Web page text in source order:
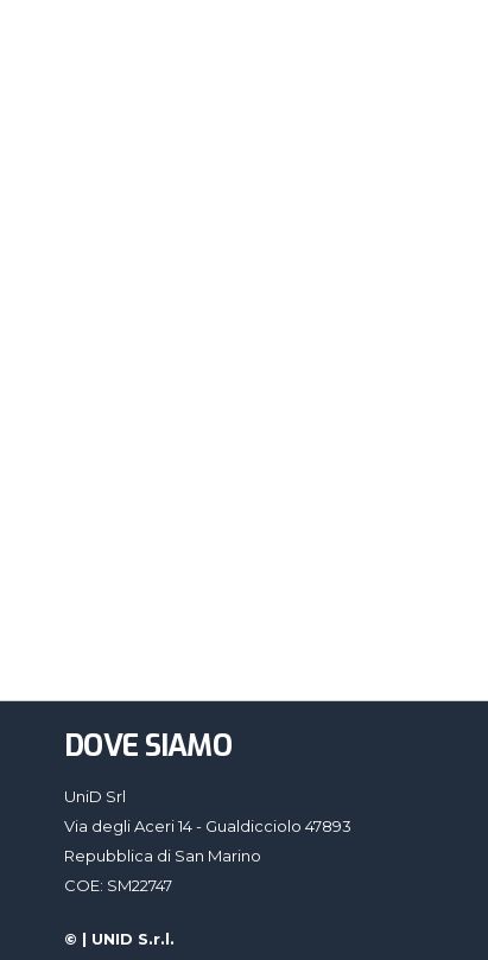
DOVE SIAMO
UniD Srl
Via degli Aceri 14 - Gualdicciolo 47893
Repubblica di San Marino
COE: SM22747
© | UNID S.r.l.